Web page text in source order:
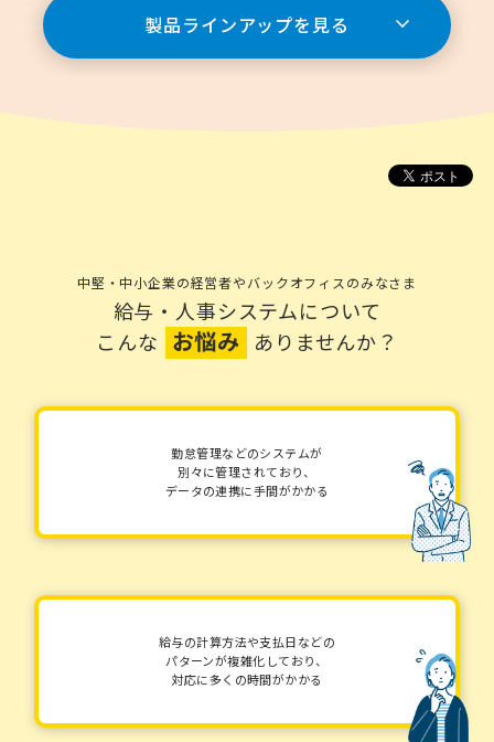
製品ラインアップを見る
中堅・中小企業の経営者やバックオフィスのみなさま
給与・人事システムについて
こんな お悩み ありませんか？
勤怠管理などのシステムが
別々に管理されており、
データの連携に手間がかかる
給与の計算方法や支払日などの
パターンが複雑化しており、
対応に多くの時間がかかる